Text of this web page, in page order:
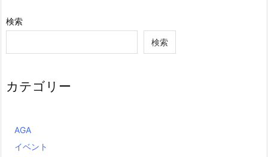
検索
検索
カテゴリー
AGA
イベント